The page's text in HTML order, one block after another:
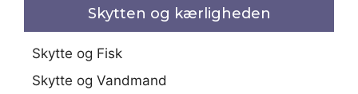
Skytten og kærligheden
Skytte og Fisk
Skytte og Vandmand